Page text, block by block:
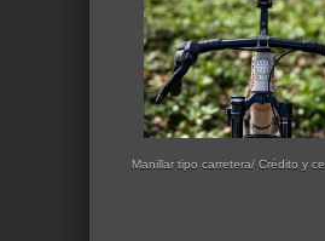
Manillar tipo carretera/ Crédito y